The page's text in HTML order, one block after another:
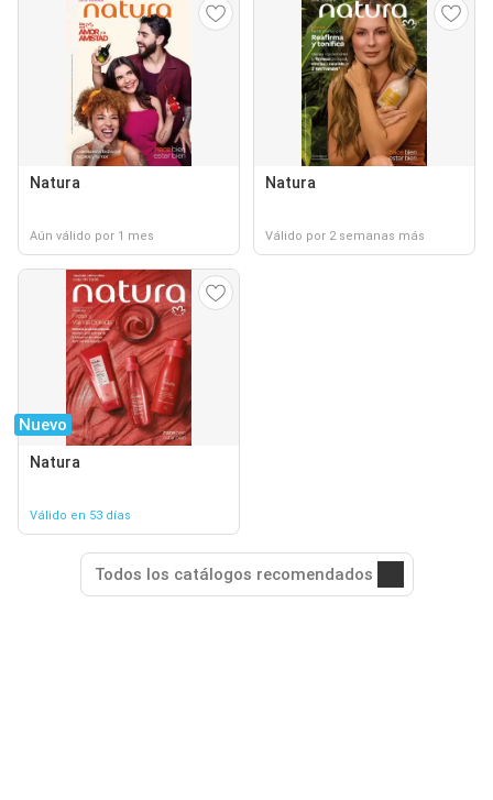
Natura
Aún válido por 1 mes
Natura
Válido por 2 semanas más
Nuevo
Natura
Válido en 53 días
Todos los catálogos recomendados